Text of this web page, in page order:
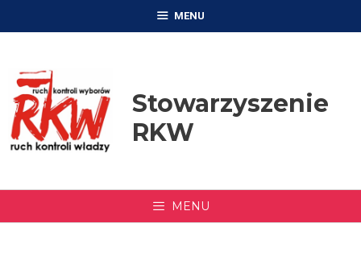
MENU
Stowarzyszenie
RKW
MENU